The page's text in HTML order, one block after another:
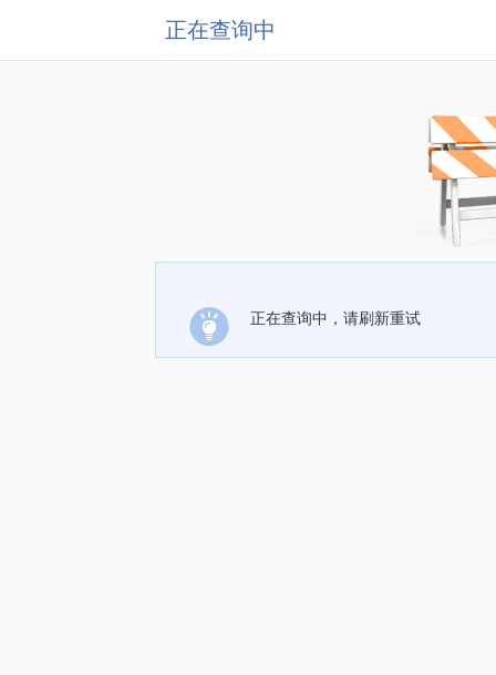
正在查询中
正在查询中，请刷新重试